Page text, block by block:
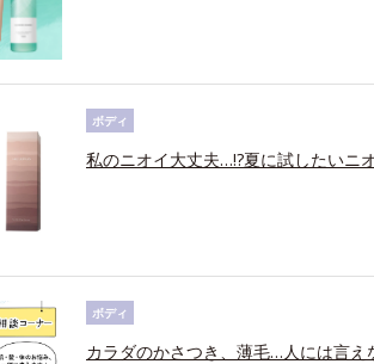
ボディ
私のニオイ大丈夫…!?夏に試したいニ
ボディ
カラダのかさつき、薄毛…人には言え